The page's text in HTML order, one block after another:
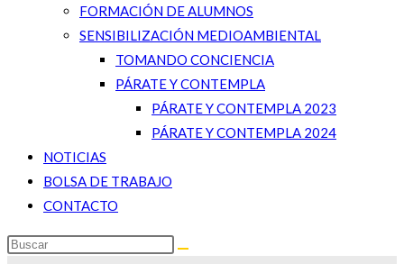
FORMACIÓN DE ALUMNOS
SENSIBILIZACIÓN MEDIOAMBIENTAL
TOMANDO CONCIENCIA
PÁRATE Y CONTEMPLA
PÁRATE Y CONTEMPLA 2023
PÁRATE Y CONTEMPLA 2024
NOTICIAS
BOLSA DE TRABAJO
CONTACTO